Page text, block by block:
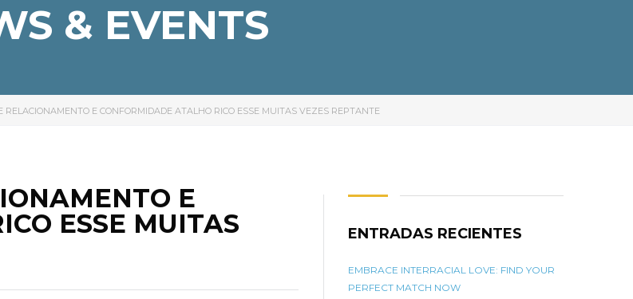
& EVENTS
E CONFORMIDADE ATALHO RICO ESSE MUITAS VEZES REPTANTE
E
ESSE MUITAS
ENTRADAS RECIENTES
EMBRACE INTERRACIAL LOVE: FIND YOUR
PERFECT MATCH NOW